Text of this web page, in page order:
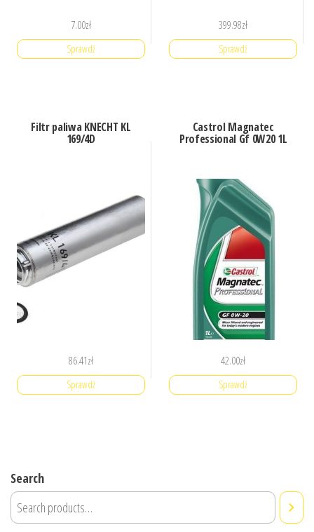
7.00zł
Sprawdź
399.98zł
Sprawdź
Filtr paliwa KNECHT KL
169/4D
86.41zł
Sprawdź
Castrol Magnatec
Professional Gf 0W20 1L
42.00zł
Sprawdź
Search